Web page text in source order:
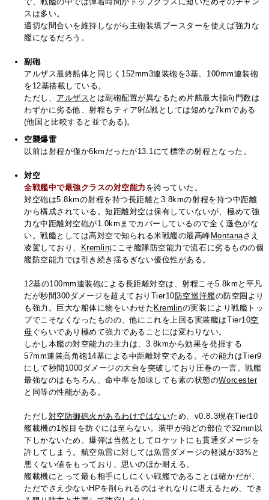
スは多い。
適切な間合いを維持しながら主砲装填ブースターを使えば強力な
艦になるだろう。
副砲
アルザス最終船体と同じく152mm3連装砲を3基、100mm連装砲
を12基搭載している。
ただし、 アルザス とは副砲配置が異なるため片舷最大指向門数は
わずかに劣る他、射程もティア9仏戦としては短めな7kmである
(他国と比較すると並である)。
空襲爆雷
以前は射程が僅か6kmだったが13.1にて標準の射程となった。
対空
全戦艦中で最強クラスの対空能力 を誇っていた。
対空砲は5.8kmの射程を持つ長距離と3.8kmの射程を持つ中距離
から構成されている。短距離対空は保有していないが、極めて強
力な中距離対空砲が1.0kmまでカバーしているので全く遜色がな
い。戦艦としては高対空で知られる米戦艦の最高峰Montanaさえ
凌駕しており、 Kremlinにこそ艦隊防空能力で流石に劣るものの個
艦防空能力では引き続き揺るぎない優位性がある。
12基の100mm連装砲による長距離対空は、射程こそ5.8kmと平凡
だが秒間300ダメージを超えておりTier10防空巡洋艦の防空圏より
も強力。巨大な船体に物をいわせたKremlinの実装により戦艦トッ
プでこそなくなったものの、他にこれを上回る実装艦はTier10空
母 ぐらいであり極めて強力であることには変わりない。
しかし本艦の対空能力の主力は、3.8kmから効果を発揮する
57mm連装高角砲14基による中距離対空である。その能力はTier9
にして秒間1000ダメージの大台を突破しており圧巻の一言。戦艦
最強なのはもちろん、命中率を加味しても素の状態のWorcester
と同等の性能がある。
ただし 対空防御砲火があるわけではないため、v0.8.3現在Tier10
艦載機の1投目を防ぐには至らない。装甲が殆どの部位で32mm以
下しかないため、爆弾は当然としてロケットにも貫通ダメージを
許してしまう。航空魚雷に対しては魚雷ダメージの軽減が33%と
悪くない値をもっており、思いのほか耐える。
艦載機にとって最も相手にしにくい戦艦であることは確かだが、
ただでさえ少ないHPを削られるのはそれなりに堪えるため、でき